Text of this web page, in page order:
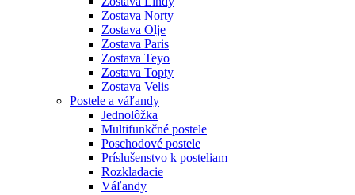
Zostava Norty
Zostava Olje
Zostava Paris
Zostava Teyo
Zostava Topty
Zostava Velis
Postele a váľandy
Jednolôžka
Multifunkčné postele
Poschodové postele
Príslušenstvo k posteliam
Rozkladacie
Váľandy